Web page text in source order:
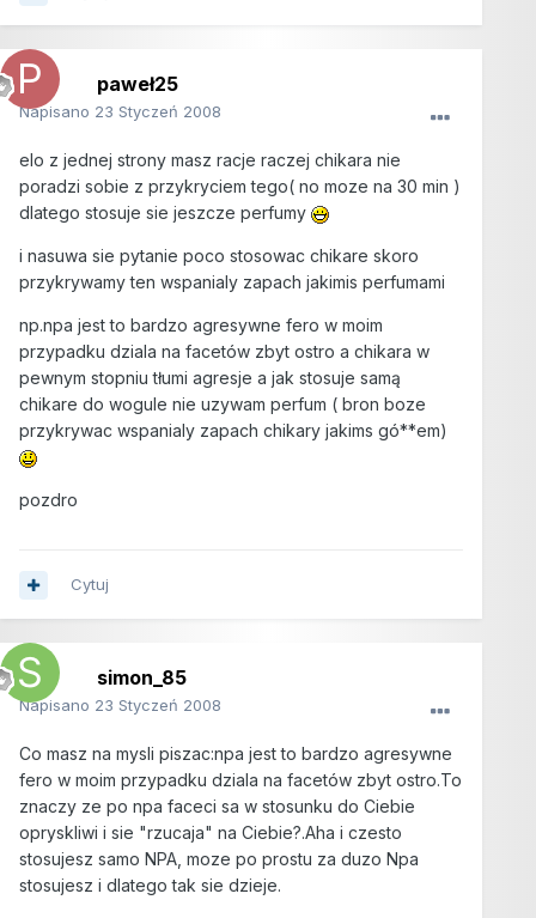
paweł25
Napisano 23 Styczeń 2008
elo z jednej strony masz racje raczej chikara nie
poradzi sobie z przykryciem tego( no moze na 30 min )
dlatego stosuje sie jeszcze perfumy
i nasuwa sie pytanie poco stosowac chikare skoro
przykrywamy ten wspanialy zapach jakimis perfumami
np.npa jest to bardzo agresywne fero w moim
przypadku dziala na facetów zbyt ostro a chikara w
pewnym stopniu tłumi agresje a jak stosuje samą
chikare do wogule nie uzywam perfum ( bron boze
przykrywac wspanialy zapach chikary jakims gó**em)
pozdro
Cytuj
simon_85
Napisano 23 Styczeń 2008
Co masz na mysli piszac:npa jest to bardzo agresywne
fero w moim przypadku dziala na facetów zbyt ostro.To
znaczy ze po npa faceci sa w stosunku do Ciebie
opryskliwi i sie "rzucaja" na Ciebie?.Aha i czesto
stosujesz samo NPA, moze po prostu za duzo Npa
stosujesz i dlatego tak sie dzieje.